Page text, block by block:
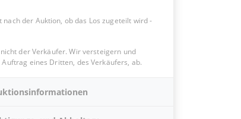
der Auktion, ob das Los zugeteilt wird-
der Verkäufer. Wir versteigern und
eines Dritten, des Verkäufers, ab.